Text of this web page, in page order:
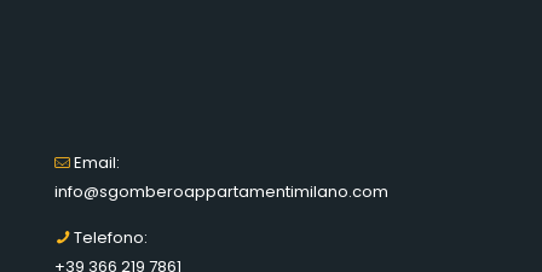
Email:
info@sgomberoappartamentimilano.com
Telefono:
+39 366 219 7861